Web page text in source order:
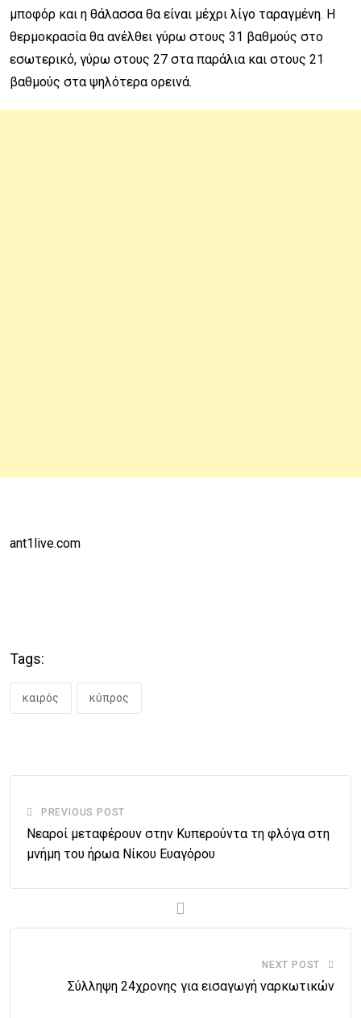
μποφόρ και η θάλασσα θα είναι μέχρι λίγο ταραγμένη. Η
θερμοκρασία θα ανέλθει γύρω στους 31 βαθμούς στο
εσωτερικό, γύρω στους 27 στα παράλια και στους 21
βαθμούς στα ψηλότερα ορεινά.
ant1live.com
Tags:
καιρός κύπρος
PREVIOUS POST
Νεαροί μεταφέρουν στην Κυπερούντα τη φλόγα στη
μνήμη του ήρωα Νίκου Ευαγόρου
NEXT POST
Σύλληψη 24χρονης για εισαγωγή ναρκωτικών